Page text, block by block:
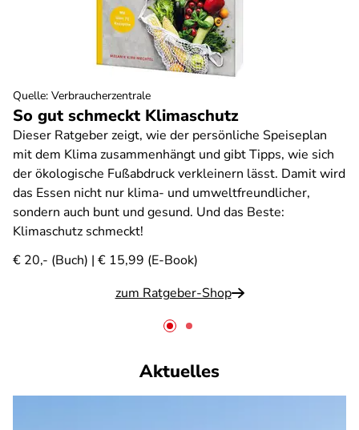
So gut schmeckt Klimaschutz
Dieser Ratgeber zeigt, wie der persönliche Speiseplan
mit dem Klima zusammenhängt und gibt Tipps, wie sich
der ökologische Fußabdruck verkleinern lässt. Damit wird
das Essen nicht nur klima- und umweltfreundlicher,
sondern auch bunt und gesund. Und das Beste:
Klimaschutz schmeckt!
€ 20,- (Buch) | € 15,99 (E-Book)
zum Ratgeber-Shop
Quelle: Verbraucherzentrale
Aktuelles